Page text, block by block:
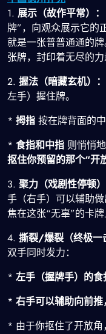
1. 展示（故作平常）：
牌”，向观众展示它的
就是一张普普通通的
张牌，封印着无尽的力
2. 握法（暗藏玄机）：
左手）握住牌。
* 拇指 按在牌背面的中
* 食指和中指 则悄悄
抠住你预留的那个“开
3. 聚力（戏剧性停顿）
手（右手）可以辅助
焦在这张“无辜”的卡牌
4. 撕裂/爆裂（终极一
双手同时发力：
* 左手（握牌手）的食
* 右手可以辅助向前推
* 由于你抠住了开放